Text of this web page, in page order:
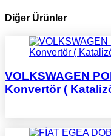
Diğer Ürünler
VOLKSWAGEN
Konvertör (